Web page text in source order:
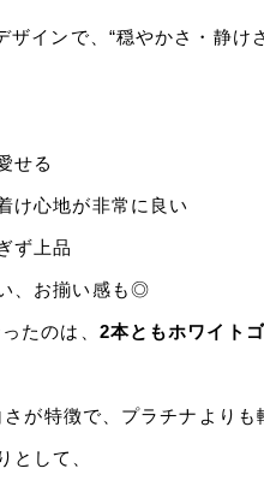
インで、“穏やかさ・静け
せる
け心地が非常に良い
ず上品
、お揃い感も◎
たのは、 2本ともホワイト
が特徴で、プラチナよりも
として、